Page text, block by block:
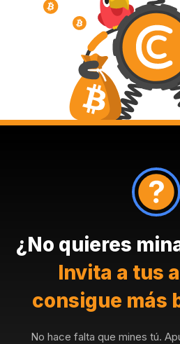
¿No quieres
Invita a tus
consigue más
No hace falta que mines tú.